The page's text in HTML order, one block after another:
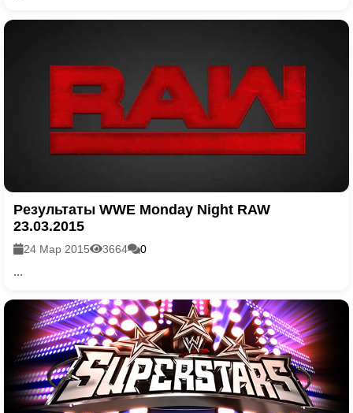
Результаты WWE Monday Night RAW
23.03.2015
24 Мар 2015 3664 0
...